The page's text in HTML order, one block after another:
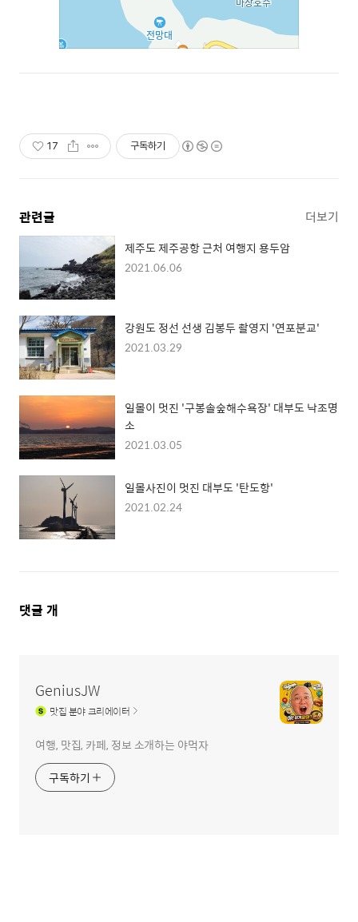
17 구독하기
관련글 더보기
제주도 제주공항 근처 여행지 용두암
2021.06.06
강원도 정선 선생 김봉두 촬영지 '연포분교'
2021.03.29
일몰이 멋진 '구봉솔숲해수욕장' 대부도 낙조명
소
2021.03.05
일몰사진이 멋진 대부도 '탄도항'
2021.02.24
댓
댓글 개
GeniusJW
맛집분야 크리에이터
여행, 맛집, 카페, 정보 소개하는 야먹자
구독하기